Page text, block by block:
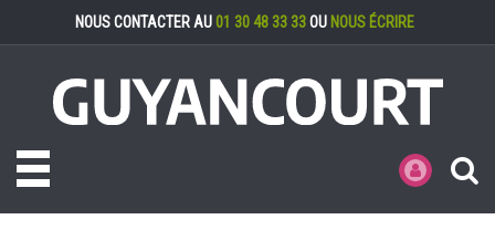
NOUS CONTACTER AU 01 30 48 33 33OU NOUS ÉCRIRE
Toggle navigation MES